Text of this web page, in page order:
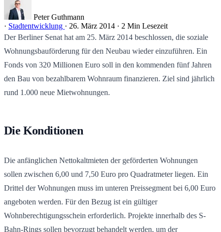
Peter Guthmann
· Stadtentwicklung · 26. März 2014 · 2 Min Lesezeit
Der Berliner Senat hat am 25. März 2014 beschlossen, die soziale
Wohnungsbauförderung für den Neubau wieder einzuführen. Ein
Fonds von 320 Millionen Euro soll in den kommenden fünf Jahren
den Bau von bezahlbarem Wohnraum finanzieren. Ziel sind jährlich
rund 1.000 neue Mietwohnungen.
Die Konditionen
Die anfänglichen Nettokaltmieten der geförderten Wohnungen
sollen zwischen 6,00 und 7,50 Euro pro Quadratmeter liegen. Ein
Drittel der Wohnungen muss im unteren Preissegment bei 6,00 Euro
angeboten werden. Für den Bezug ist ein gültiger
Wohnberechtigungsschein erforderlich. Projekte innerhalb des S-
Bahn-Rings sollen bevorzugt behandelt werden, um der